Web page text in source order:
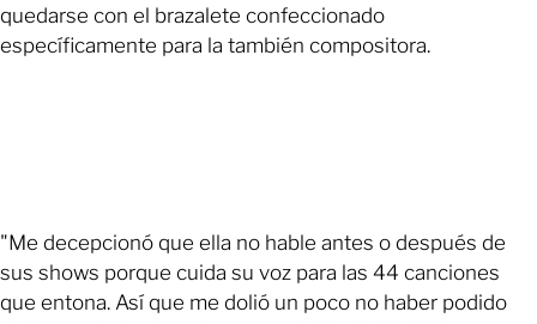
quedarse con el brazalete confeccionado
específicamente para la también compositora.
"Me decepcionó que ella no hable antes o después de
sus shows porque cuida su voz para las 44 canciones
que entona. Así que me dolió un poco no haber podido